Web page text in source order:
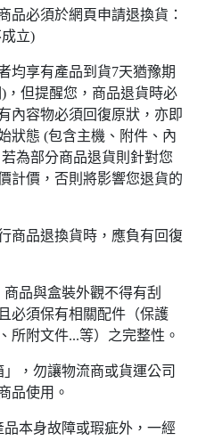
品必須於網頁申請退換貨：
立)
均享有產品到貨7天猶豫期
，但提醒您，商品退貨時必
內容物必須回復原狀，亦即
狀態 (包含主機、附件、內
為部分商品退貨則針對您
計價，否則將影響您退貨的
商品退換貨時，應負有回復
品與盒裝外觀不得有刮
必須保有相關配件（保護
所附文件...等）之完整性。
，勿讓物流商或貨運公司
品使用。
本身故障或瑕疵外，一經